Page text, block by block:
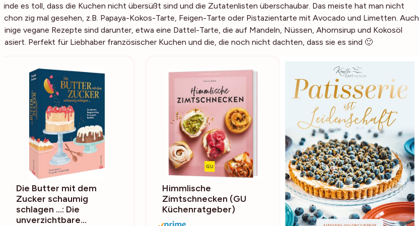
finde es toll, dass die Kuchen nicht übersüßt sind und die Zutatenlisten überschaubar. Das meiste hat man nicht
schon zig mal gesehen, z.B. Papaya-Kokos-Tarte, Feigen-Tarte oder Pistazientarte mit Avocado und Limetten. Auch
einige vegane Rezepte sind darunter, etwa eine Dattel-Tarte, die auf Mandeln, Nüssen, Ahornsirup und Kokosöl
basiert. Perfekt für Liebhaber französischer Kuchen und die, die noch nicht dachten, dass sie es sind 🙂
Die Butter mit dem
Zucker schaumig
schlagen …: Die
unverzichtbare…
Himmlische
Zimtschnecken (GU
Küchenratgeber)